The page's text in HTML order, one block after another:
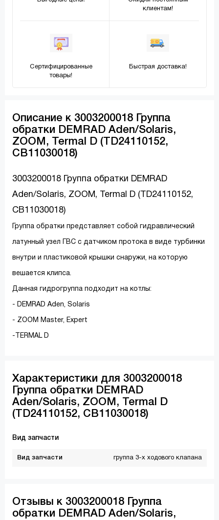
клиентам!
Сертифицированные
товары!
Быстрая доставка!
Описание к 3003200018 Группа
обратки DEMRAD Aden/Solaris,
ZOOM, Termal D (TD24110152,
CB11030018)
3003200018 Группа обратки DEMRAD
Aden/Solaris, ZOOM, Termal D (TD24110152,
CB11030018)
Группа обратки представляет собой гидравлический
латунный узел ГВС с датчиком протока в виде турбинки
внутри и пластиковой крышки снаружи, на которую
вешается клипса.
Данная гидрогруппа подходит на котлы:
- DEMRAD Aden, Solaris
- ZOOM Master, Expert
-TERMAL D
Характеристики для 3003200018
Группа обратки DEMRAD
Aden/Solaris, ZOOM, Termal D
(TD24110152, CB11030018)
Вид запчасти
Вид запчасти группа 3-х ходового клапана
Отзывы к 3003200018 Группа
обратки DEMRAD Aden/Solaris,